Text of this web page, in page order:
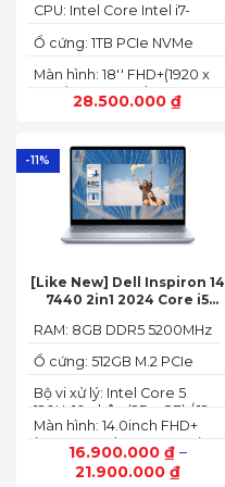
165HZ)
28.500.000 ₫
Màn hình: 18'' FHD+(1920 x
1200) 165 Hz In-plane
Switching (IPS)
Ổ cứng: 1TB PCIe NVMe
CPU: Intel Core Intel i7-
GHz 30MB
socket, up to 32GB
-11%
[Like New] Dell Inspiron 14
7440 2in1 2024 Core i5
FHD+
16.900.000 ₫–
21.900.000 ₫
Màn hình: 14.0inch FHD+
(1920 x 1200) 60Hz,250 nits
Bộ vi xử lý: Intel Core 5
120U, 10 nhân (2P + 8E) / 12
luồng
Ổ cứng: 512GB M.2 PCIe
RAM: 8GB DDR5 5200MHz